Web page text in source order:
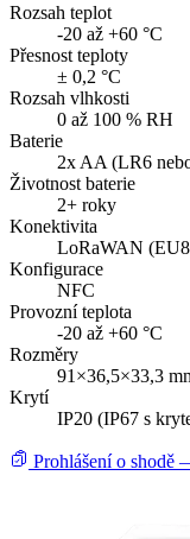
Rozsah teplot
-20 až +60 °C
Přesnost teploty
± 0,2 °C
Rozsah vlhkosti
0 až 100 % RH
Baterie
2x AA (LR6
Životnost baterie
2+ roky
Konektivita
LoRaWAN
Konfigurace
NFC
Provozní teplota
-20 až +60 °C
Rozměry
91×36,5×33,3
Krytí
IP20 (IP67 s
Prohlášení o